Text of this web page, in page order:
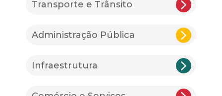
Transporte e Trânsito
Administração Pública
Infraestrutura